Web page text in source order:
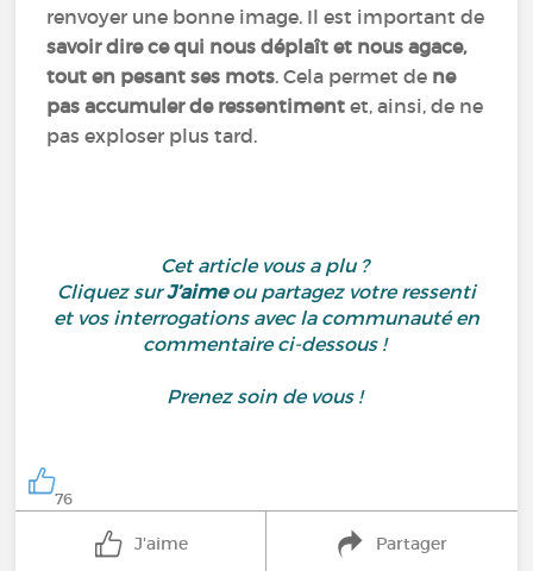
renvoyer une bonne image. Il est important de
savoir dire ce qui nous déplaît et nous agace,
tout en pesant ses mots. Cela permet de ne
pas accumuler de ressentiment et, ainsi, de ne
pas exploser plus tard.
Cet article vous a plu ?
Cliquez surJ’aimeou partagez votre ressenti
et vos interrogations avec la communauté en
commentaire ci-dessous !
Prenez soin de vous !
76
J'aime Partager